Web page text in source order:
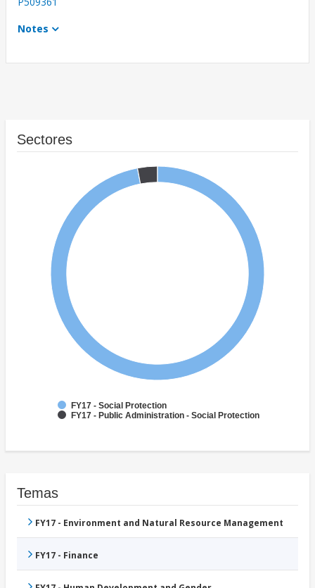
Notes
Sectores
FY17 - Social Protection
FY17 - Public Administration - Social Protection
Temas
FY17 - Environment and Natural Resource Management
FY17 - Finance